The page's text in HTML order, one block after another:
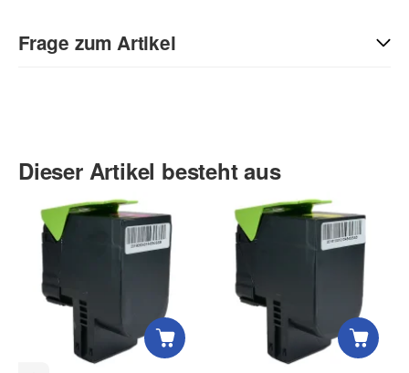
(2)
Teilen Sie anderen Kunden Ihre Erfahrungen mit!
Wie funktionieren Bewertungen?
Gute Ware, scneller Versand, TOP!
Frage zum Artikel
Vorname
Nachname
Dieser Artikel besteht aus